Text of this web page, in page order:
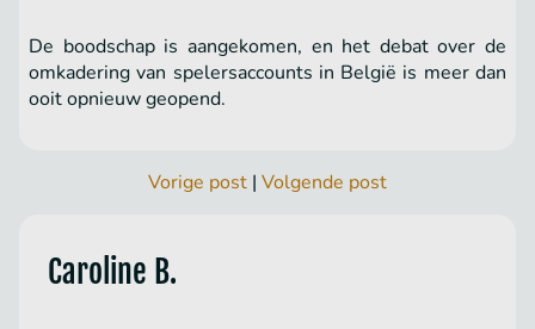
De boodschap is aangekomen, en het debat over de
omkadering van spelersaccounts in België is meer dan
ooit opnieuw geopend.
Vorige post | Volgende post
Caroline B.